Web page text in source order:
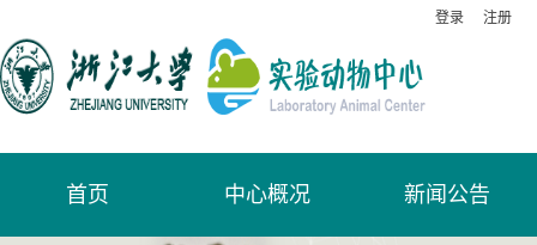
登录 注册
首页 中心概况 新闻公告